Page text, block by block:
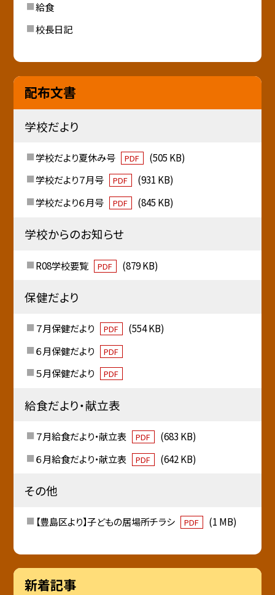
給食
校長日記
配布文書
学校だより
学校だより夏休み号 PDF
(505 KB)
学校だより７月号
PDF
(931 KB)
学校だより６月号
PDF (845 KB)
学校からのお知らせ
R08学校要覧 PDF (879 KB)
保健だより
７月保健だより PDF
(554 KB)
６月保健だより
PDF
５月保健だより PDF
給食だより・献立表
７月給食だより・献立表 PDF
(683 KB)
６月給食だより・献立表
PDF (642 KB)
その他
【豊島区より】子どもの居場所チラシ PDF (1 MB)
新着記事